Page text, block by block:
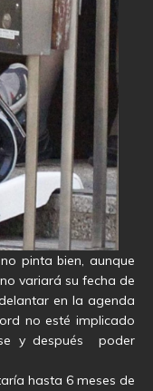
pinta bien, aunque
variará su fecha de
en la agenda
no esté implicado
y después poder
hasta 6 meses de